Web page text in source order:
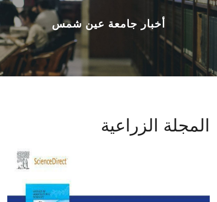
القطاعـات
الشئون الأكاديمية
البحث العلمي
الأنظمة الذكية
الإعلام
أخبار جامعة عين شمس
المجلة الزراعية